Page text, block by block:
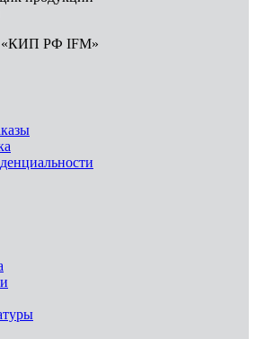
«КИП РФ IFM»